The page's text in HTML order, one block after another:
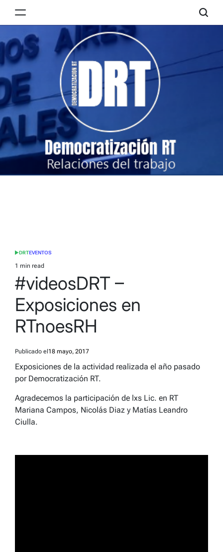
RT
POSTED
IN
DRTEVENTOS
Estimated
read
time
1 min read
#videosDRT –
Exposiciones en
RTnoesRH
Publicado el 18 mayo, 2017
Exposiciones de la actividad realizada el año pasado
por Democratización RT.
Agradecemos la participación de lxs Lic. en RT
Mariana Campos, Nicolás Diaz y Matías Leandro
Ciulla.